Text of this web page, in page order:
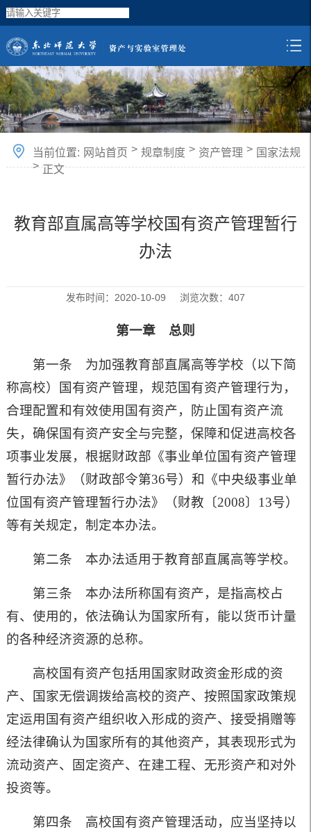
当前位置: 网站首页 > 规章制度 > 资产管理 > 国家法规
> 正文
教育部直属高等学校国有资产管理暂行
办法
发布时间：2020-10-09 浏览次数： 407
第一章 总则
第一条 为加强教育部直属高等学校（以下简
称高校）国有资产管理，规范国有资产管理行为，
合理配置和有效使用国有资产，防止国有资产流
失，确保国有资产安全与完整，保障和促进高校各
项事业发展，根据财政部《事业单位国有资产管理
暂行办法》（财政部令第36号）和《中央级事业单
位国有资产管理暂行办法》（财教〔2008〕 13号）
等有关规定，制定本办法。
第二条 本办法适用于教育部直属高等学校。
第三条 本办法所称国有资产，是指高校占
有、使用的，依法确认为国家所有，能以货币计量
的各种经济资源的总称。
高校国有资产包括用国家财政资金形成的资
产、国家无偿调拨给高校的资产、按照国家政策规
定运用国有资产组织收入形成的资产、接受捐赠等
经法律确认为国家所有的其他资产，其表现形式为
流动资产、固定资产、在建工程、无形资产和对外
投资等。
第四条 高校国有资产管理活动，应当坚持以